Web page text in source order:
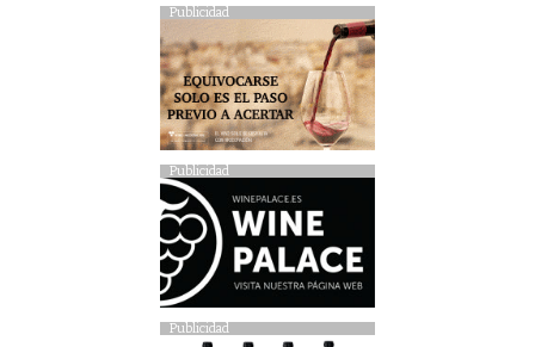
Publicidad
Publicidad
Publicidad